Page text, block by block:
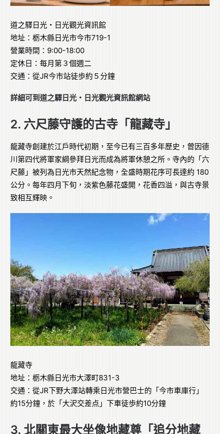
道之驛日光・日光觀光資訊館
地址：栃木縣日光市今市719-1
營業時間：9:00-18:00
定休日：每月第３個週二
交通：從JR今市站徒歩約５分鐘
詳細可到道之驛日光・日光觀光資訊館網站
2. 六尺藤守護的古寺「龍藏寺」
龍藏寺創建於江戶時代初期，至今已有三百多年歷史，曾因德
川第四代將軍家綱參拜日光而成為將軍休憩之所。寺內的「六
尺藤」被列為日光市天然紀念物，全盛時期花序可長達約 180
公分。每年四月下旬，淡紫色藤花盛開，花香四溢，與古寺景
致相互輝映。
龍藏寺
地址：栃木縣日光市大澤町831-3
交通：從JR下野大澤站轉乘日光市營巴士的「今市車庫行」
約15分鐘，於「大沢交差点」下車徒歩約10分鐘
3. 北關東最大坐像地藏尊「追分地藏